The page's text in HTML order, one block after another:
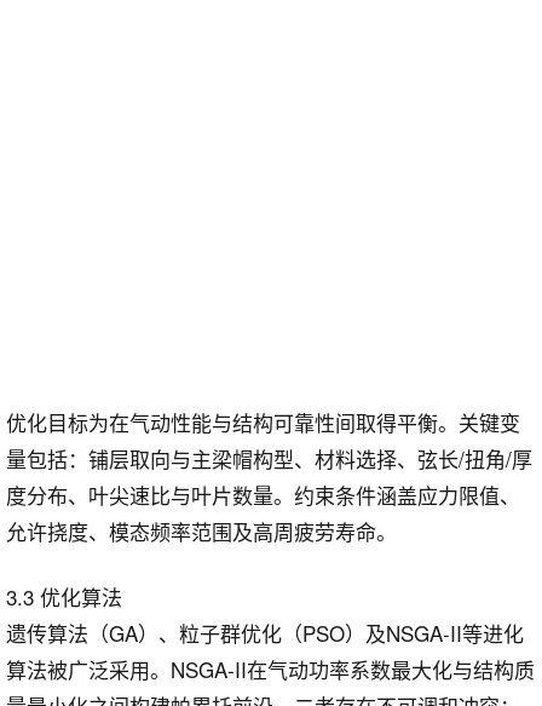
优化目标为在气动性能与结构可靠性间取得平衡。关键变
量包括：铺层取向与主梁帽构型、材料选择、弦长/扭角/厚
度分布、叶尖速比与叶片数量。约束条件涵盖应力限值、
允许挠度、模态频率范围及高周疲劳寿命。
3.3 优化算法
遗传算法（GA）、粒子群优化（PSO）及NSGA-II等进化
算法被广泛采用。NSGA-II在气动功率系数最大化与结构质